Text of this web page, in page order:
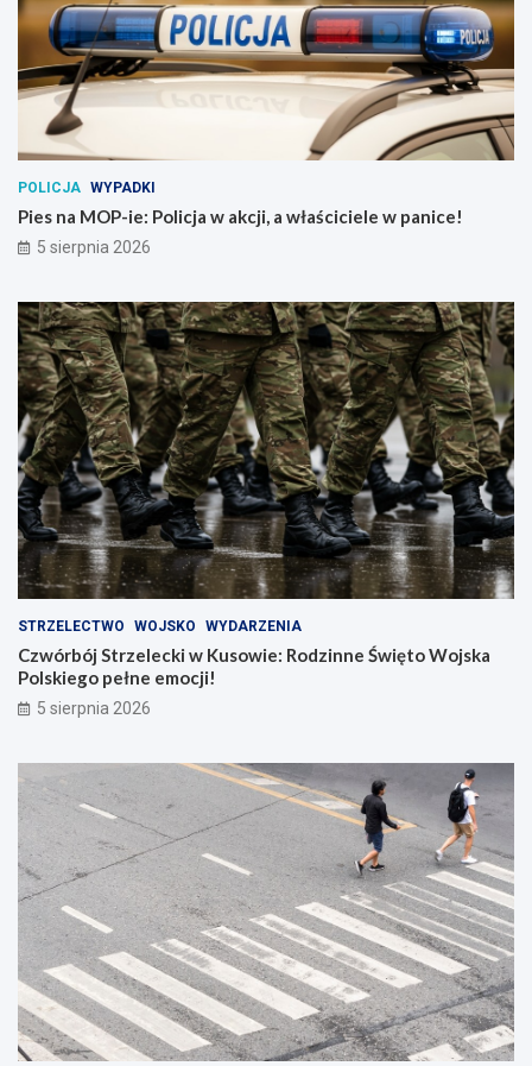
POLICJA WYPADKI
Pies na MOP-ie: Policja w akcji, a właściciele w panice!
5 sierpnia 2026
STRZELECTWO WOJSKO WYDARZENIA
Czwórbój Strzelecki w Kusowie: Rodzinne Święto Wojska
Polskiego pełne emocji!
5 sierpnia 2026